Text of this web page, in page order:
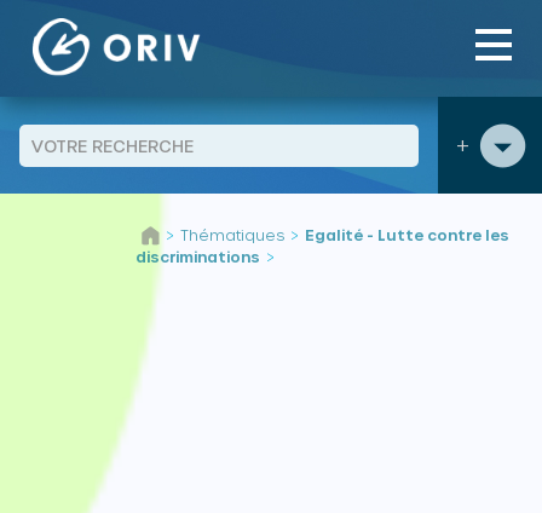
+
> Thématiques > Egalité - Lutte contre les
discriminations >
Panneau de gestion des cookies